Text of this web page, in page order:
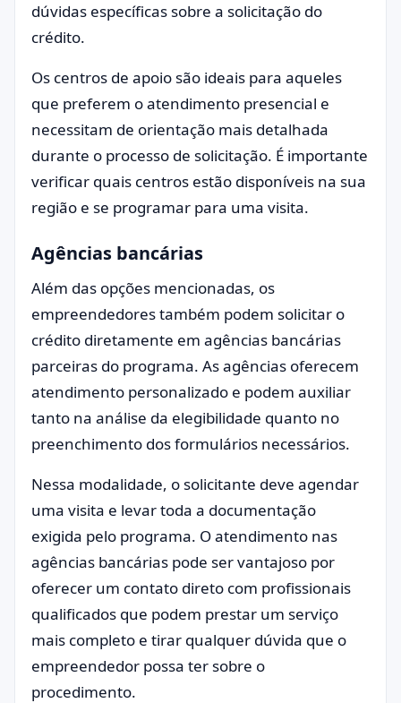
dúvidas específicas sobre a solicitação do
crédito.
Os centros de apoio são ideais para aqueles
que preferem o atendimento presencial e
necessitam de orientação mais detalhada
durante o processo de solicitação. É importante
verificar quais centros estão disponíveis na sua
região e se programar para uma visita.
Agências bancárias
Além das opções mencionadas, os
empreendedores também podem solicitar o
crédito diretamente em agências bancárias
parceiras do programa. As agências oferecem
atendimento personalizado e podem auxiliar
tanto na análise da elegibilidade quanto no
preenchimento dos formulários necessários.
Nessa modalidade, o solicitante deve agendar
uma visita e levar toda a documentação
exigida pelo programa. O atendimento nas
agências bancárias pode ser vantajoso por
oferecer um contato direto com profissionais
qualificados que podem prestar um serviço
mais completo e tirar qualquer dúvida que o
empreendedor possa ter sobre o
procedimento.